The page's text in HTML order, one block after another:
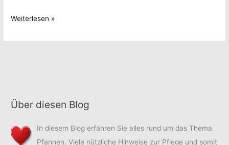
Diese
Weiterlesen »
Über diesen Blog
In diesem Blog erfahren Sie alles rund um das Thema
Pfannen. Viele nützliche Hinweise zur Pflege und somit